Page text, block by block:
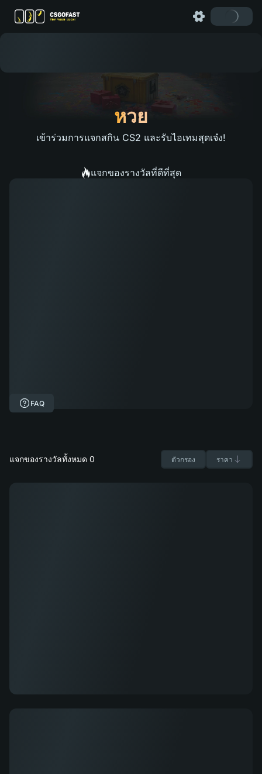
หวย
เข้าร่วมการแจกสกิน CS2 และรับไอเทมสุดเจ๋ง!
แจกของรางวัลที่ดีที่สุด
FAQ
แจกของรางวัลทั้งหมด 0 ตัวกรอง ราคา